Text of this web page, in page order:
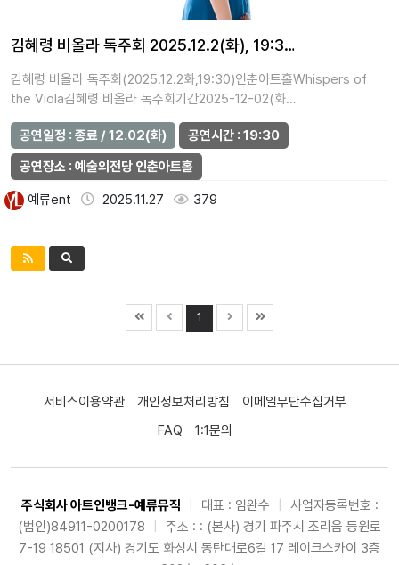
김혜령 비올라 독주회 2025.12.2(화), 19:3…
김혜령 비올라 독주회(2025.12.2화,19:30)인춘아트홀Whispers of
the Viola김혜령 비올라 독주회기간2025-12-02(화…
공연일정 : 종료 / 12.02(화)
공연시간 : 19:30
공연장소 : 예술의전당 인춘아트홀
예류ent 2025.11.27 379
1
서비스이용약관 개인정보처리방침
이메일무단수집거부
FAQ
1:1문의
주식회사 아트인뱅크-예류뮤직 대표 : 임완수
사업자등록번호 :
(법인)84911-0200178
주소 : : (본사) 경기 파주시 조리읍 등원로
7-19 18501 (지사) 경기도 화성시 동탄대로6길 17 레이크스카이 3층